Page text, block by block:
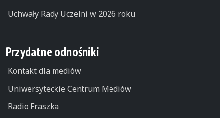
Uchwały Rady Uczelni w 2026 roku
Przydatne odnośniki
Kontakt dla mediów
Uniwersyteckie Centrum Mediów
Radio Fraszka